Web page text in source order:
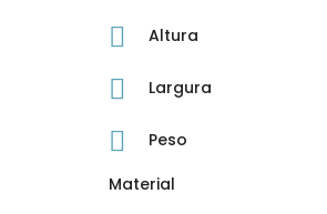
Altura
Largura
Peso
Material